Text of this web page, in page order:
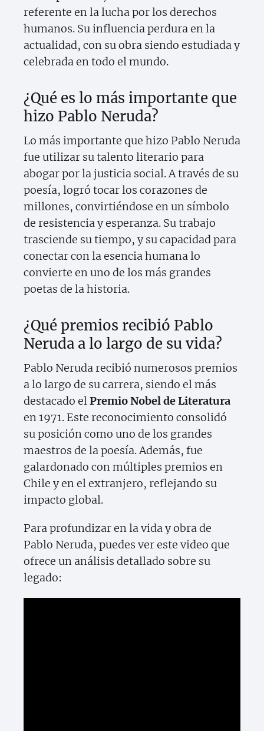
referente en la lucha por los derechos
humanos. Su influencia perdura en la
actualidad, con su obra siendo estudiada y
celebrada en todo el mundo.
¿Qué es lo más importante que
hizo Pablo Neruda?
Lo más importante que hizo Pablo Neruda
fue utilizar su talento literario para
abogar por la justicia social. A través de su
poesía, logró tocar los corazones de
millones, convirtiéndose en un símbolo
de resistencia y esperanza. Su trabajo
trasciende su tiempo, y su capacidad para
conectar con la esencia humana lo
convierte en uno de los más grandes
poetas de la historia.
¿Qué premios recibió Pablo
Neruda a lo largo de su vida?
Pablo Neruda recibió numerosos premios
a lo largo de su carrera, siendo el más
destacado elPremio Nobel de Literatura
en 1971. Este reconocimiento consolidó
su posición como uno de los grandes
maestros de la poesía. Además, fue
galardonado con múltiples premios en
Chile y en el extranjero, reflejando su
impacto global.
Para profundizar en la vida y obra de
Pablo Neruda, puedes ver este video que
ofrece un análisis detallado sobre su
legado: